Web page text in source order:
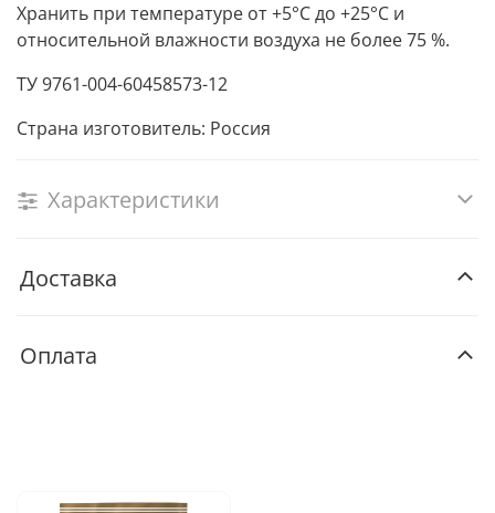
Хранить при температуре от +5°С до +25°С и
относительной влажности воздуха не более 75 %.
ТУ 9761-004-60458573-12
Страна изготовитель: Россия
Характеристики
Доставка
Оплата